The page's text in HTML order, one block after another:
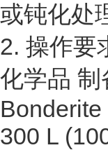
或钝化处
2. 操作要
化学品 制
300 L